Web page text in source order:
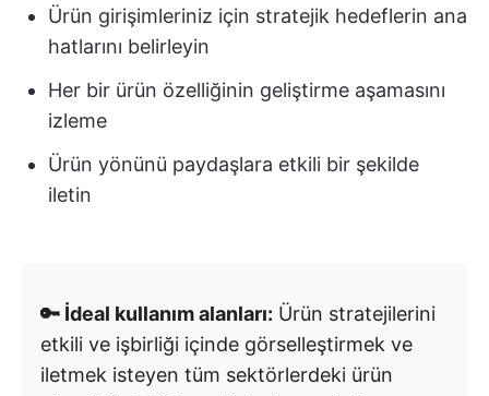
Ürün girişimleriniz için stratejik hedeflerin ana
hatlarını belirleyin
Her bir ürün özelliğinin geliştirme aşamasını
izleme
Ürün yönünü paydaşlara etkili bir şekilde
iletin
🔑 İdeal kullanım alanları: Ürün stratejilerini
etkili ve işbirliği içinde görselleştirmek ve
iletmek isteyen tüm sektörlerdeki ürün